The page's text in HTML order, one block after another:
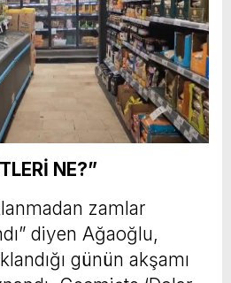
NE?”
zamlar
diyen Ağaoğlu,
günün akşamı